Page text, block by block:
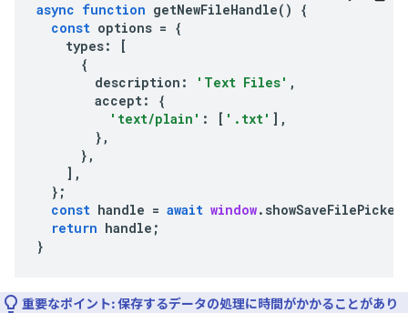
async function getNewFileHandle()
{
const options = {
types:
[
{
description : 'Text Files' ,
accept:
{
'text/plain' : [ '.txt' ],
},
},
],
};
const handle = await window. showSaveFilePicker
return handle ;
}
重要なポイント:保存するデータの処理に時間がかかることがあり